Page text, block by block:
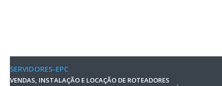
SERVIDORES-EPC
VENDAS, INSTALAÇÃO E LOCAÇÃO DE ROTEADORES